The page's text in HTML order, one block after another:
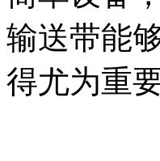
输送带能
得尤为重要